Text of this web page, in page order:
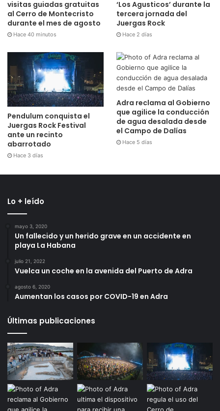
visitas guiadas gratuitas
al Cerro de Montecristo
durante el mes de agosto
Hace 40 minutos
‘Los Agusticos’ durante la
tercera jornada del
Juergas Rock
Hace 2 días
Pendulum conquista el
Juergas Rock Festival
ante un recinto
abarrotado
Hace 3 días
Adra reclama al Gobierno
que agilice la conducción
de agua desalada desde
el Campo de Dalías
Hace 5 días
Lo + leído
mayo 3, 2020
Un fallecido y un herido grave en un accidente en
playa La Habana
julio 21, 2022
Vuelca un coche en la avenida del Puerto de Adra
agosto 6, 2020
Aumentan los casos por COVID-19 en Adra
Últimas publicaciones